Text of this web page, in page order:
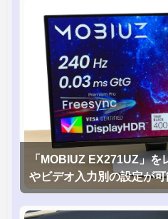
「MOBIUZ EX271UZ」
やビデオ入力別の設定が
グモニタを徹底検証